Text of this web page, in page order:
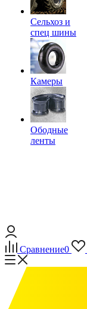
Сельхоз и
спец шины
Камеры
Ободные
ленты
Сравнение0